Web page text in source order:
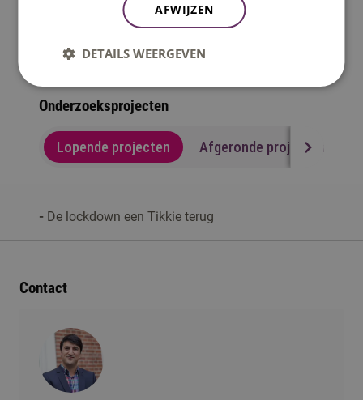
De practorale rede is ook uitgebracht als ebook
Meer publicaties zijn te vinden op
Onderzoeksprojecten
Lopende projecten Afgeronde projecten
- De lockdown een Tikkie terug
Contact
AFWIJZEN
DETAILS WEERGEVEN